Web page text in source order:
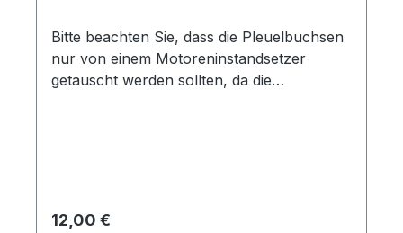
Bitte beachten Sie, dass die Pleuelbuchsen
nur von einem Motoreninstandsetzer
getauscht werden sollten, da die
Regulärer Preis:
12,00 €